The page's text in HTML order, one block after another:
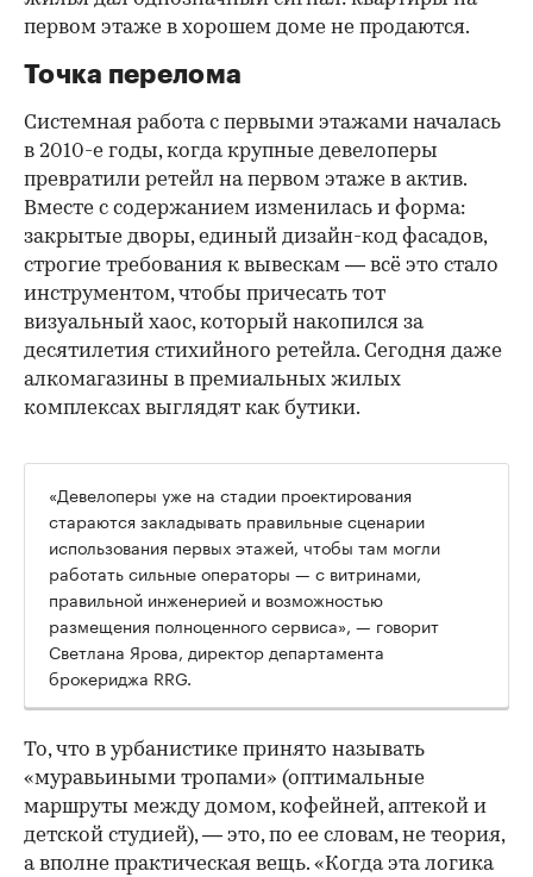
первом этаже в хорошем доме не продаются.
Точка перелома
Системная работа с первыми этажами началась
в 2010-е годы, когда крупные девелоперы
превратили ретейл на первом этаже в актив.
Вместе с содержанием изменилась и форма:
закрытые дворы, единый дизайн-код фасадов,
строгие требования к вывескам — всё это стало
инструментом, чтобы причесать тот
визуальный хаос, который накопился за
десятилетия стихийного ретейла. Сегодня даже
алкомагазины в премиальных жилых
комплексах выглядят как бутики.
00:00
«Девелоперы уже на стадии проектирования
стараются закладывать правильные сценарии
использования первых этажей, чтобы там могли
работать сильные операторы — с витринами,
правильной инженерией и возможностью
размещения полноценного сервиса», — говорит
Светлана Ярова, директор департамента
брокериджа RRG.
То, что в урбанистике принято называть
«муравьиными тропами» (оптимальные
маршруты между домом, кофейней, аптекой и
детской студией), — это, по ее словам, не теория,
а вполне практическая вещь. «Когда эта логика